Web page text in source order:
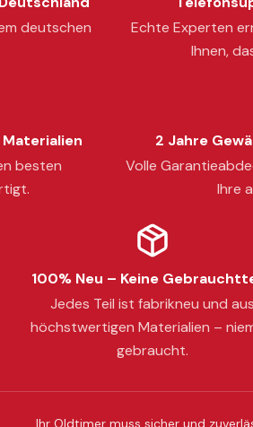
deutschen
Echte Experten
Ihnen,
besten
2 Jahre
Volle
Ihre
100% Neu – Keine
Jedes Teil ist fabrikneu und aus
höchstwertigen Materialien –
gebraucht.
Ihr Oldtimer muss sicher und